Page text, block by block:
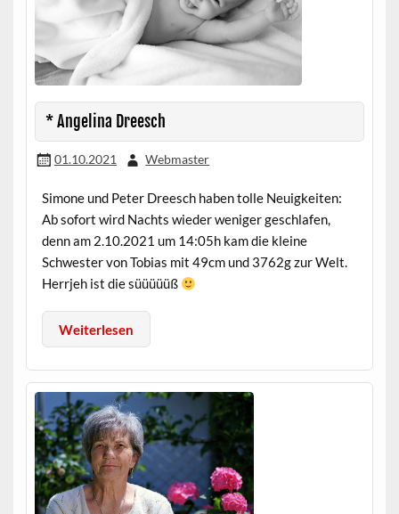
* Angelina Dreesch
01.10.2021 Webmaster
Simone und Peter Dreesch haben tolle Neuigkeiten:
Ab sofort wird Nachts wieder weniger geschlafen,
denn am 2.10.2021 um 14:05h kam die kleine
Schwester von Tobias mit 49cm und 3762g zur Welt.
Herrjeh ist die süüüüüß
Weiterlesen